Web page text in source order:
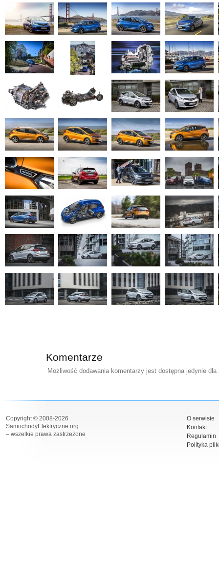
Komentarze
Możliwość dodawania komentarzy jest dostępna jedynie
Copyright © 2008-2026
SamochodyElektryczne.org
– wszelkie prawa zastrzeżone
O serwisie
Kontakt
Regulamin
Polityka